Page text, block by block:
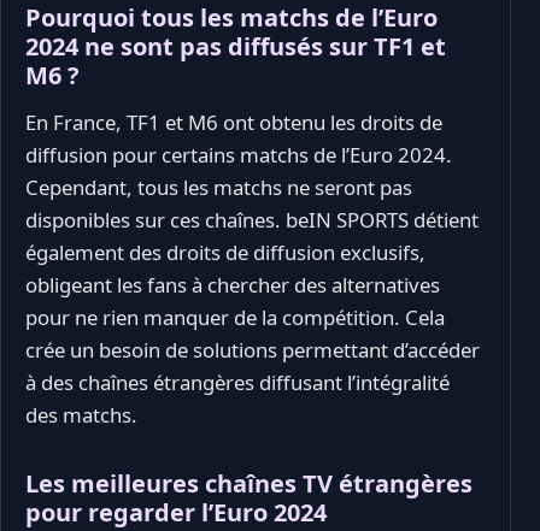
Pourquoi tous les matchs de l’Euro
2024 ne sont pas diffusés sur TF1 et
M6 ?
En France, TF1 et M6 ont obtenu les droits de
diffusion pour certains matchs de l’Euro 2024.
Cependant, tous les matchs ne seront pas
disponibles sur ces chaînes. beIN SPORTS détient
également des droits de diffusion exclusifs,
obligeant les fans à chercher des alternatives
pour ne rien manquer de la compétition. Cela
crée un besoin de solutions permettant d’accéder
à des chaînes étrangères diffusant l’intégralité
des matchs.
Les meilleures chaînes TV étrangères
pour regarder l’Euro 2024